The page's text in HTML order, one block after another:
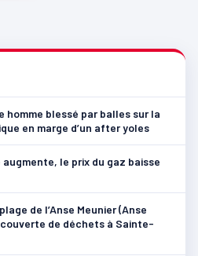
homme blessé par balles sur la
en marge d’un after yoles
le prix du gaz baisse
de l’Anse Meunier (Anse
de déchets à Sainte-